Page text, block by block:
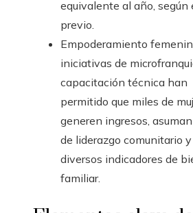
equivalente al año, según
previo.
Empoderamiento
iniciativas de
capacitación técnica han
permitido que miles de
generen ingresos,
de liderazgo comunitario
diversos indicadores de
familiar.